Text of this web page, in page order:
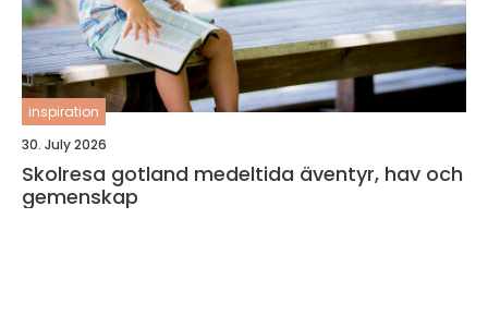
inspiration
30. July 2026
Skolresa gotland medeltida äventyr, hav och
gemenskap